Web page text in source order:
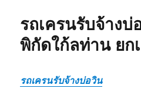
รถเครนรับจ้างบ่
พิกัดใก้ลท่าน ยก
รถเครนรับจ้างบ่อวิน